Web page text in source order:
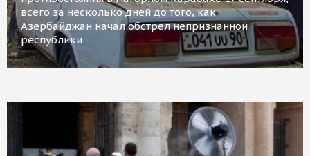
всего за несколько дней до того, как
Азербайджан начал обстрел непризнанной
республики